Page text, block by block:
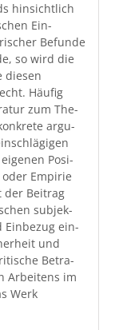
hin­sichtlich
Ein­
Befunde
so wird die
diesen
Häu­fig
zum The­
argu­
Posi­
Empirie
der Beitrag
sub­jek­
Ein­bezug ein­
und
Betra­
Arbeit­ens im
Werk